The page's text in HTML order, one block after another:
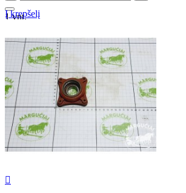
1 vnt.
Į krepšelį
